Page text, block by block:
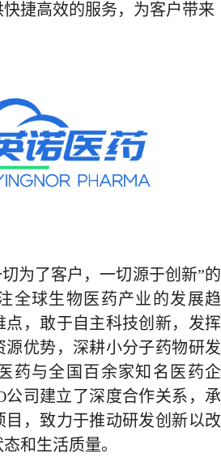
捷高效的服务， 为客户带来
为了客户，一切源于创新”的
全球生物医药产业的发展趋
点，敢于自主科技创新，发挥
源优势，深耕小分子药物研发
药与全国百余家知名医药企
公司建立了深度合作关系，承
，致力于推动研发创新以改
和生活质量。